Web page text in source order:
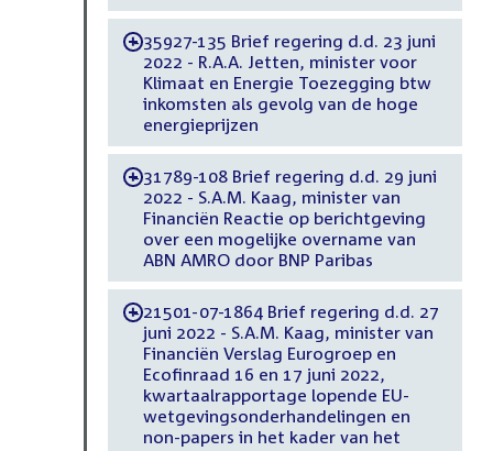
-35927-135 Brief regering d.d. 23 juni
2022 - R.A.A. Jetten, minister voor
Klimaat en Energie Toezegging btw
inkomsten als gevolg van de hoge
energieprijzen
-31789-108 Brief regering d.d. 29 juni
2022 - S.A.M. Kaag, minister van
Financiën Reactie op berichtgeving
over een mogelijke overname van
ABN AMRO door BNP Paribas
-21501-07-1864 Brief regering d.d. 27
juni 2022 - S.A.M. Kaag, minister van
Financiën Verslag Eurogroep en
Ecofinraad 16 en 17 juni 2022,
kwartaalrapportage lopende EU-
wetgevingsonderhandelingen en
non-papers in het kader van het